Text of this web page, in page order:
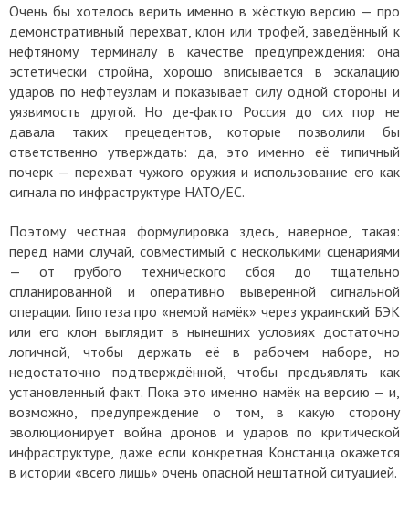
Очень бы хотелось верить именно в жёсткую версию — про
демонстративный перехват, клон или трофей, заведённый к
нефтяному терминалу в качестве предупреждения: она
эстетически стройна, хорошо вписывается в эскалацию
ударов по нефтеузлам и показывает силу одной стороны и
уязвимость другой. Но де‑факто Россия до сих пор не
давала таких прецедентов, которые позволили бы
ответственно утверждать: да, это именно её типичный
почерк — перехват чужого оружия и использование его как
сигнала по инфраструктуре НАТО/ЕС.
Поэтому честная формулировка здесь, наверное, такая:
перед нами случай, совместимый с несколькими сценариями
— от грубого технического сбоя до тщательно
спланированной и оперативно выверенной сигнальной
операции. Гипотеза про «немой намёк» через украинский БЭК
или его клон выглядит в нынешних условиях достаточно
логичной, чтобы держать её в рабочем наборе, но
недостаточно подтверждённой, чтобы предъявлять как
установленный факт. Пока это именно намёк на версию — и,
возможно, предупреждение о том, в какую сторону
эволюционирует война дронов и ударов по критической
инфраструктуре, даже если конкретная Констанца окажется
в истории «всего лишь» очень опасной нештатной ситуацией.